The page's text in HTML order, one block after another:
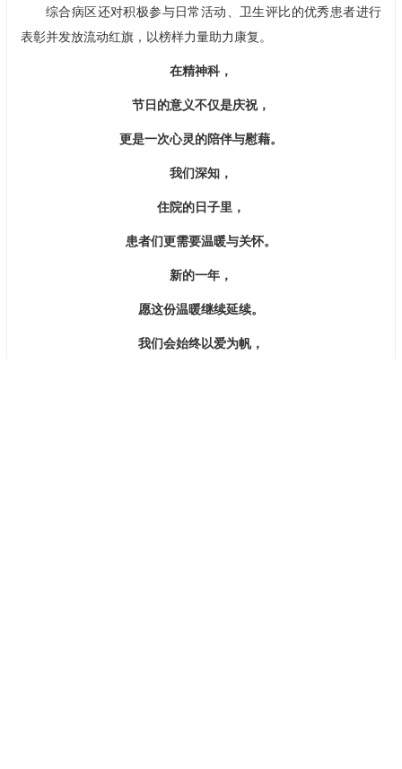
综合病区还对积极参与日常活动、卫生评比的优秀患者进行
表彰并发放流动红旗，以榜样力量助力康复。
在精神科，
节日的意义不仅是庆祝，
更是一次心灵的陪伴与慰藉。
我们深知，
住院的日子里，
患者们更需要温暖与关怀。
新的一年，
愿这份温暖继续延续。
我们会始终以爱为帆，